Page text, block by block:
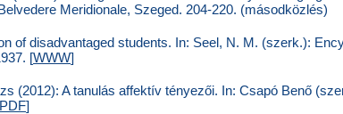
Meridionale, Szeged. 204-220. (másodközlés)
of disadvantaged students. In: Seel, N. M. (szerk.):
[WWW]
(2012): A tanulás affektív tényezői. In: Csapó Benő
PDF]